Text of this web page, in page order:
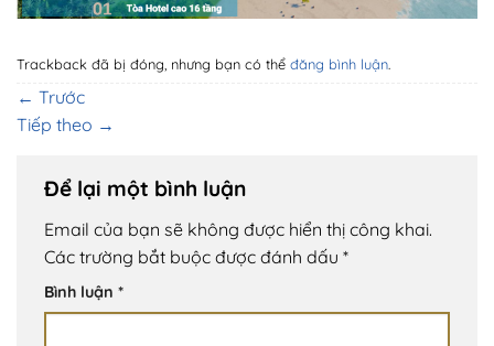
Trackback đã bị đóng, nhưng bạn có thể đăng bình luận.
← Trước
Tiếp theo →
Để lại một bình luận
Email của bạn sẽ không được hiển thị công khai.
Các trường bắt buộc được đánh dấu *
Bình luận *